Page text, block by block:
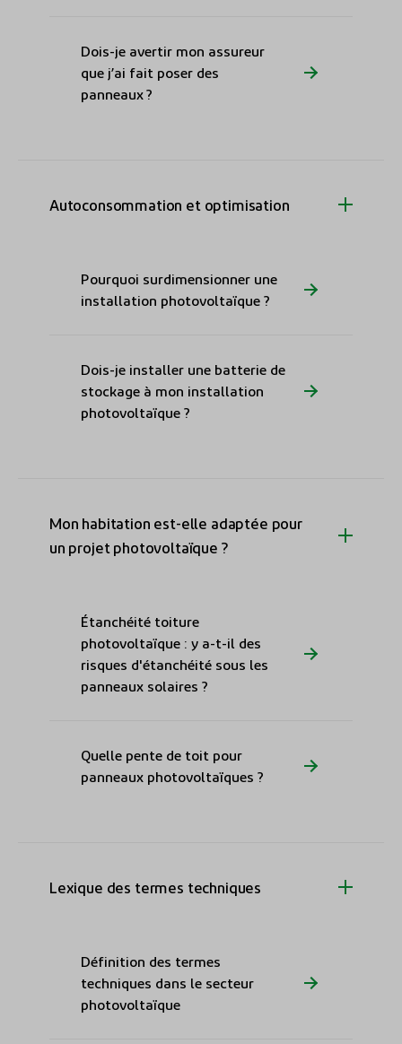
Dois-je avertir mon assureur
que j’ai fait poser des
panneaux ?
Autoconsommation et optimisation
Pourquoi surdimensionner une
installation photovoltaïque ?
Dois-je installer une batterie de
stockage à mon installation
photovoltaïque ?
Mon habitation est-elle adaptée pour
un projet photovoltaïque ?
Étanchéité toiture
photovoltaïque : y a-t-il des
risques d'étanchéité sous les
panneaux solaires ?
Quelle pente de toit pour
panneaux photovoltaïques ?
Lexique des termes techniques
Définition des termes
techniques dans le secteur
photovoltaïque